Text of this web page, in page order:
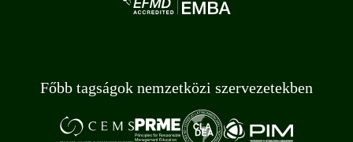
Főbb tagságok nemzetközi szervezetekben